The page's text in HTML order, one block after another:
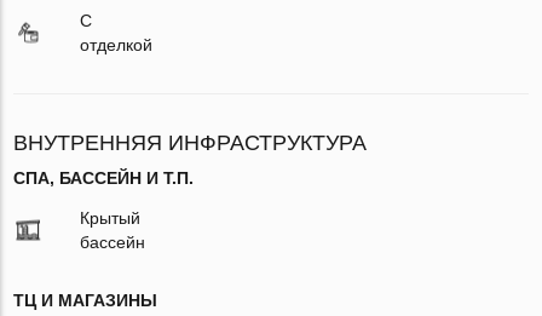
С
отделкой
ВНУТРЕННЯЯ ИНФРАСТРУКТУРА
СПА, БАССЕЙН И Т.П.
Крытый
бассейн
ТЦ И МАГАЗИНЫ